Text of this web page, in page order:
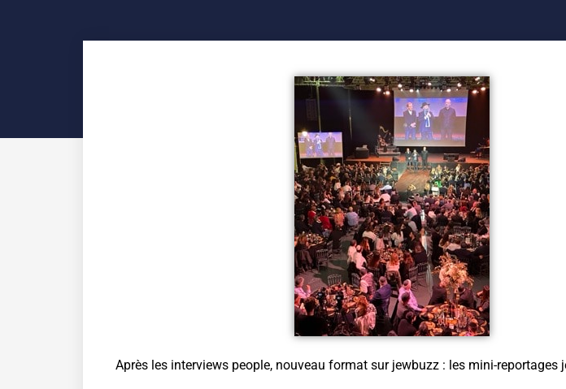
Après les interviews people, nouveau format sur jewbuzz : les mini-reportages